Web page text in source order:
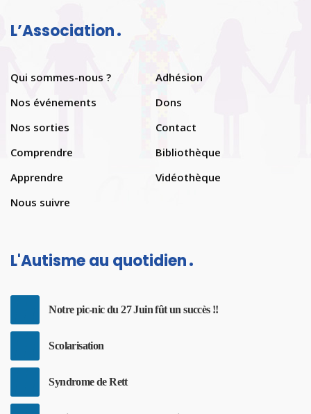
L’Association
Qui sommes-nous ?
Nos événements
Nos sorties
Comprendre
Apprendre
Nous suivre
Adhésion
Dons
Contact
Bibliothèque
Vidéothèque
L'Autisme au quotidien
Notre pic-nic du 27 Juin fût un succès !!
Scolarisation
Syndrome de Rett